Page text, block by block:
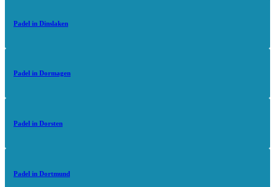
Padel in Dinslaken
Padel in Dormagen
Padel in Dorsten
Padel in Dortmund